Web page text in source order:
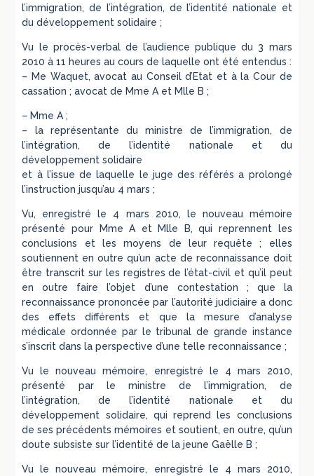
l’immigration, de l’intégration, de l’identité nationale et
du développement solidaire ;
Vu le procès-verbal de l’audience publique du 3 mars
2010 à 11 heures au cours de laquelle ont été entendus :
– Me Waquet, avocat au Conseil d’Etat et à la Cour de
cassation ; avocat de Mme A et Mlle B ;
– Mme A ;
– la représentante du ministre de l’immigration, de
l’intégration, de l’identité nationale et du
développement solidaire
et à l’issue de laquelle le juge des référés a prolongé
l’instruction jusqu’au 4 mars ;
Vu, enregistré le 4 mars 2010, le nouveau mémoire
présenté pour Mme A et Mlle B, qui reprennent les
conclusions et les moyens de leur requête ; elles
soutiennent en outre qu’un acte de reconnaissance doit
être transcrit sur les registres de l’état-civil et qu’il peut
en outre faire l’objet d’une contestation ; que la
reconnaissance prononcée par l’autorité judiciaire a donc
des effets différents et que la mesure d’analyse
médicale ordonnée par le tribunal de grande instance
s’inscrit dans la perspective d’une telle reconnaissance ;
Vu le nouveau mémoire, enregistré le 4 mars 2010,
présenté par le ministre de l’immigration, de
l’intégration, de l’identité nationale et du
développement solidaire, qui reprend les conclusions
de ses précédents mémoires et soutient, en outre, qu’un
doute subsiste sur l’identité de la jeune Gaëlle B ;
Vu le nouveau mémoire, enregistré le 4 mars 2010,